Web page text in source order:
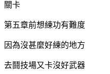
關卡
第五章前想練功有難度
因為沒甚麼好練的地方
去鬪技場又卡沒好武器